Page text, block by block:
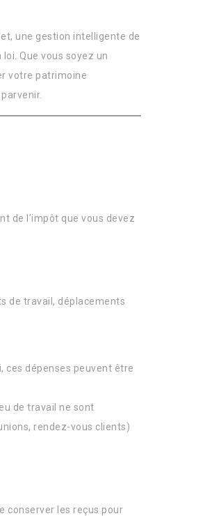
une gestion intelligente de
Que vous soyez un
votre patrimoine
de l’impôt que vous devez
de travail, déplacements
ces dépenses peuvent être
de travail ne sont
rendez-vous clients)
conserver les reçus pour